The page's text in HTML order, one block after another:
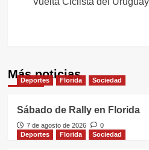
Más noticias
Deportes Florida Sociedad
Sábado de Rally en Florida
7 de agosto de 2026
0
Deportes
Florida Sociedad